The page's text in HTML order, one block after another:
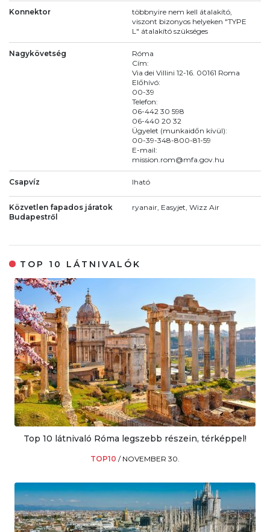
Konnektor
többnyire nem kell átalakító,
viszont bizonyos helyeken "TYPE
L" átalakító szükséges
Nagykövetség
Róma
Cím:
Via dei Villini 12-16. 00161 Roma
Előhívó:
00-39
Telefon:
06-442 30 598
06-440 20 32
Ügyelet (munkaidőn kívül):
00-39-348-800-81-59
E-mail:
mission.rom@mfa.gov.hu
Csapvíz Iható
Közvetlen fapados járatok
Budapestről
ryanair, Easyjet, Wizz Air
TOP 10 LÁTNIVALÓK
Top 10 látnivaló Róma legszebb részein, térképpel!
TOP10 / NOVEMBER 30.